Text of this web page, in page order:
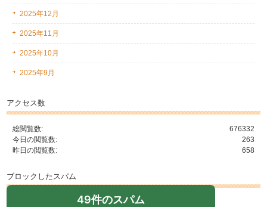
2025年12月
2025年11月
2025年10月
2025年9月
アクセス数
676332
総閲覧数:
263
今日の閲覧数:
658
昨日の閲覧数:
ブロックしたスパム
49件のスパム